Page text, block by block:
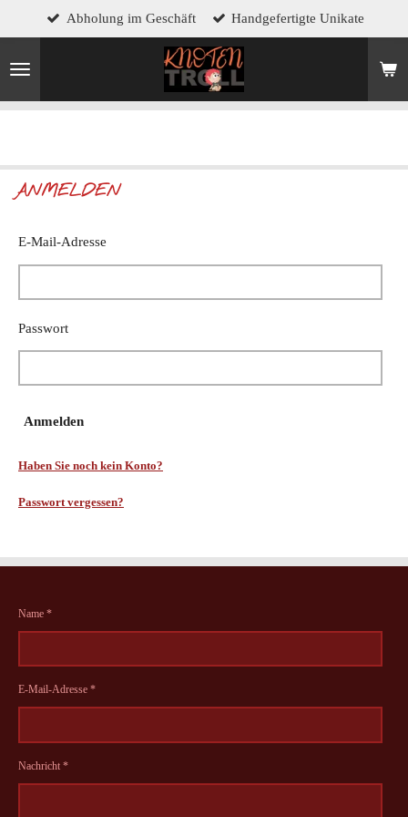
Hauptinhalt
springen
Abholung im Geschäft Handgefertigte Unikate
ANMELDEN
E-Mail-Adresse
Passwort
Anmelden
Haben Sie noch kein Konto?
Passwort vergessen?
Name *
E-Mail-Adresse *
Nachricht *